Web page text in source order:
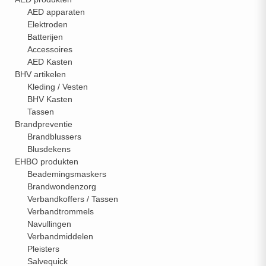
AED apparaten
Elektroden
Batterijen
Accessoires
AED Kasten
BHV artikelen
Kleding / Vesten
BHV Kasten
Tassen
Brandpreventie
Brandblussers
Blusdekens
EHBO produkten
Beademingsmaskers
Brandwondenzorg
Verbandkoffers / Tassen
Verbandtrommels
Navullingen
Verbandmiddelen
Pleisters
Salvequick